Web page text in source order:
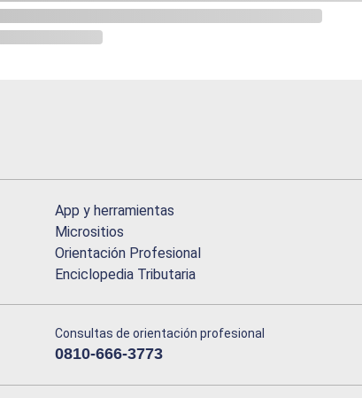
App y herramientas
Micrositios
Orientación Profesional
Enciclopedia Tributaria
Consultas de orientación profesional
0810-666-3773